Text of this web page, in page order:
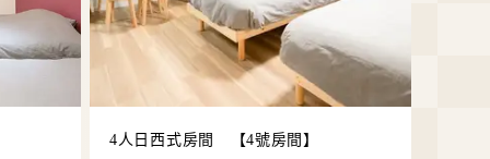
4人日西式房間 【4號房間】